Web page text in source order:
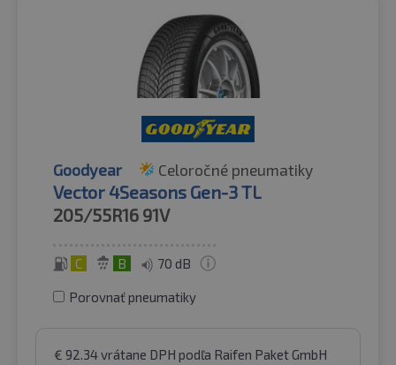
Goodyear Celoročné pneumatiky
Vector 4Seasons Gen-3 TL
205/55R16 91V
C B 70 dB
Porovnať pneumatiky
€ 92.34vrátane DPH podľa Raifen Paket GmbH